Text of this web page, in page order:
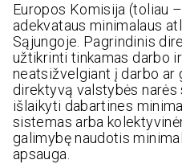
Europos Komisija (toliau
adekvataus minimalaus
Sąjungoje. Pagrindinis
užtikrinti tinkamas darbo
neatsižvelgiant į darbo ar
direktyvą valstybės narės
išlaikyti dabartines
sistemas arba
galimybę naudotis
apsauga.